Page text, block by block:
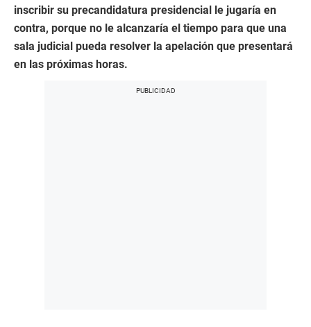
inscribir su precandidatura presidencial le jugaría en
contra, porque no le alcanzaría el tiempo para que una
sala judicial pueda resolver la apelación que presentará
en las próximas horas.